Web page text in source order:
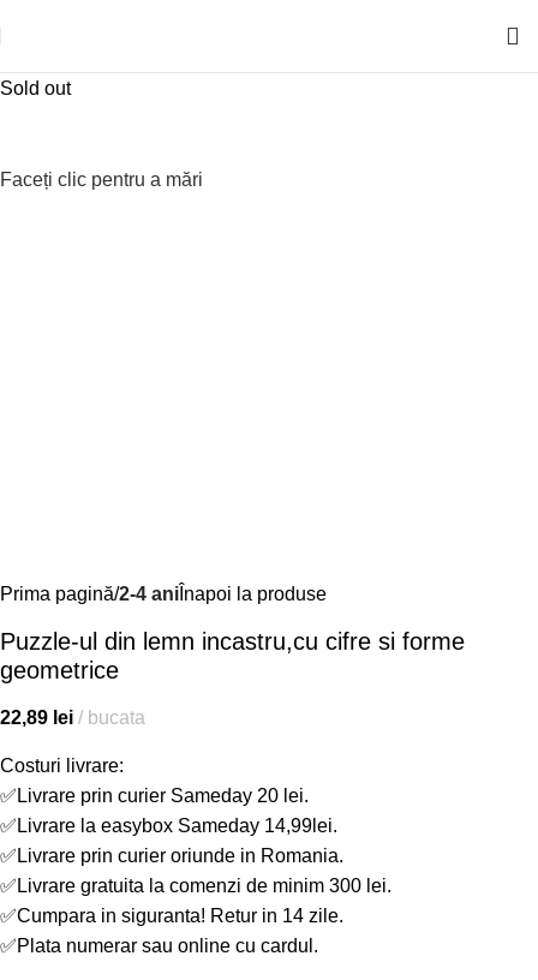
Sold out
Faceți clic pentru a mări
Prima pagină 2-4 ani Înapoi la produse
Puzzle-ul din lemn incastru,cu cifre si forme
geometrice
22,89 lei bucata
Costuri livrare:
✅Livrare prin curier Sameday 20 lei.
✅Livrare la easybox Sameday 14,99lei.
✅Livrare prin curier oriunde in Romania.
✅Livrare gratuita la comenzi de minim 300 lei.
✅Cumpara in siguranta! Retur in 14 zile.
✅Plata numerar sau online cu cardul.